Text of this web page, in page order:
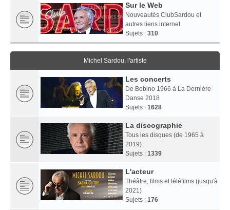
Sur le Web
Nouveautés ClubSardou et
autres liens internet
Sujets : 310
Michel Sardou, l'artiste
Les concerts
De Bobino 1966 à La Dernière
Danse 2018
Sujets : 1628
La discographie
Tous les disques (de 1965 à
2019)
Sujets : 1339
L'acteur
Théâtre, films et téléfilms (jusqu'à
2021)
Sujets : 176